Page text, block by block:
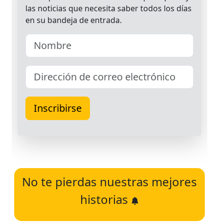
No te pierdas nuestras mejores
historias